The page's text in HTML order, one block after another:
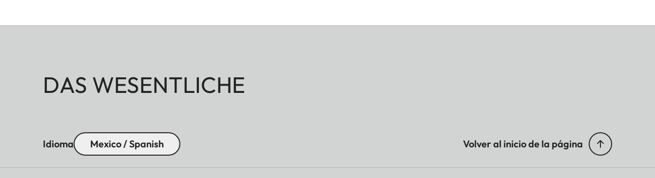
DAS WESENTLICHE
Idioma Mexico / Spanish Volver al inicio de la página